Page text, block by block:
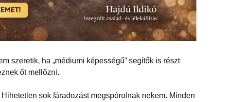
szeretik, ha „médiumi képességű” segítők is részt
őt mellőzni.
sok fáradozást megspórolnak nekem. Minden